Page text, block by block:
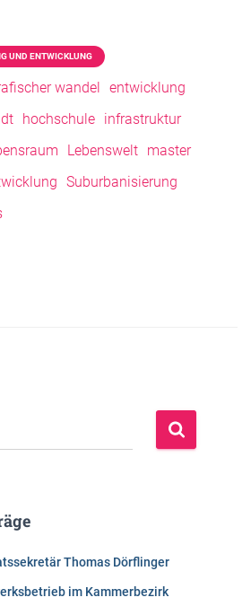
UND ENTWICKLUNG
wandel
entwicklung
hochschule infrastruktur
Lebenswelt master
Suburbanisierung
Thomas Dörflinger
im Kammerbezirk